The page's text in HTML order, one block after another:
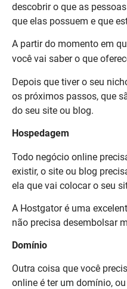
descobrir o que as
que elas possuem e que
A partir do momento em
você vai saber o que
Depois que tiver o seu
os próximos passos, que
do seu site ou blog.
Hospedagem
Todo negócio online
existir, o site ou blog
ela que vai colocar o seu
A Hostgator é uma
não precisa desembolsar
Domínio
Outra coisa que você
online é ter um domínio,